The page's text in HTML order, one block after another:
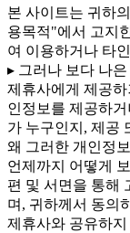
본 사이트는 귀하
용목적"에서 고지
여 이용하거나 타
▸ 그러나 보다 나
제휴사에게 제공
인정보를 제공하
가 누구인지, 제공
왜 그러한 개인정
언제까지 어떻게
편 및 서면을 통해
며, 귀하께서 동의
제휴사와 공유하